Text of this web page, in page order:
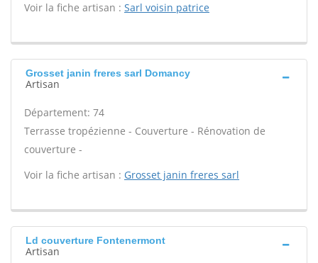
Voir la fiche artisan : Sarl voisin patrice
Grosset janin freres sarl Domancy
Artisan
Département: 74
Terrasse tropézienne - Couverture - Rénovation de
couverture -
Voir la fiche artisan : Grosset janin freres sarl
Ld couverture Fontenermont
Artisan